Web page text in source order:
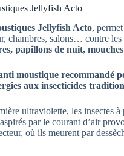
Jellyfish Acto
Jellyfish Acto,
chambres, salons… contre les
papillons de nuit,
moustique recommandé
aux insecticides
ultraviolette, les insectes
par le courant d’air
où ils meurent par